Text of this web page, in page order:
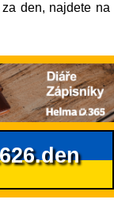
den, najdete na